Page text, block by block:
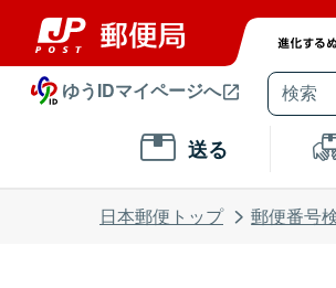
ゆうIDマイページへ
送る
日本郵便トップ 郵便番号